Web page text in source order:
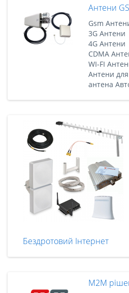
Антени
Gsm
3G Антени
4G Антени
CDMA
WI-FI
Антени для
антена
Бездротовий Інтернет
M2M